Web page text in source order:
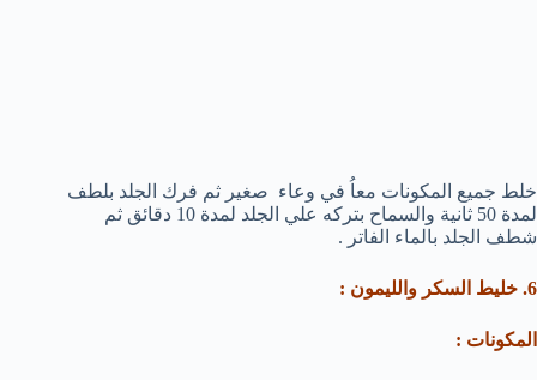
خلط جميع المكونات معاُ في وعاء صغير ثم فرك الجلد بلطف
لمدة 50 ثانية والسماح بتركه علي الجلد لمدة 10 دقائق ثم
شطف الجلد بالماء الفاتر .
6. خليط السكر والليمون :
المكونات :